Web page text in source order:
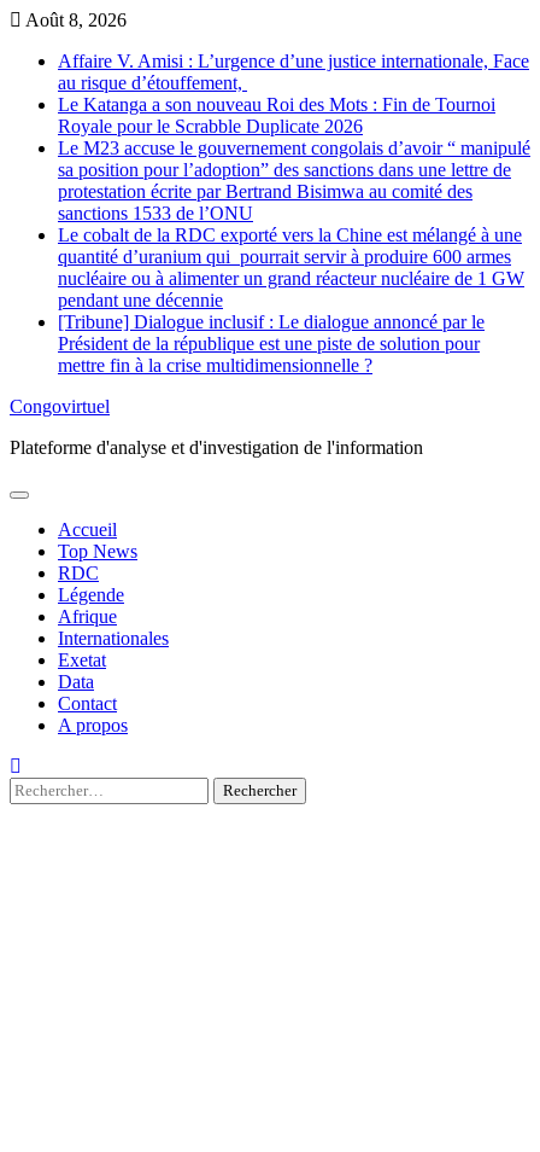
Skip
content
Août 8, 2026
Affaire V. Amisi : L’urgence d’une justice internationale, Face
au risque d’étouffement,
Le Katanga a son nouveau Roi des Mots : Fin de Tournoi
Royale pour le Scrabble Duplicate 2026
Le M23 accuse le gouvernement congolais d’avoir “ manipulé
sa position pour l’adoption” des sanctions dans une lettre de
protestation écrite par Bertrand Bisimwa au comité des
sanctions 1533 de l’ONU
Le cobalt de la RDC exporté vers la Chine est mélangé à une
quantité d’uranium qui pourrait servir à produire 600 armes
nucléaire ou à alimenter un grand réacteur nucléaire de 1 GW
pendant une décennie
[Tribune] Dialogue inclusif : Le dialogue annoncé par le
Président de la république est une piste de solution pour
mettre fin à la crise multidimensionnelle ?
Congovirtuel
Plateforme d'analyse et d'investigation de l'information
Accueil
Top News
RDC
Légende
Afrique
Internationales
Exetat
Data
Contact
A propos
Rechercher :